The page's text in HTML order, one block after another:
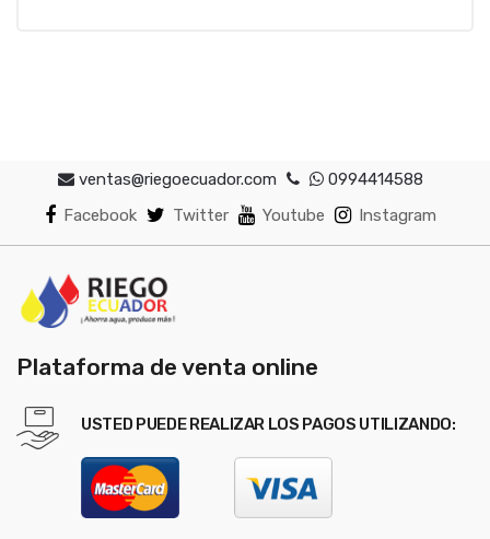
ventas@riegoecuador.com
0994414588
Facebook
Twitter Youtube Instagram
Plataforma de venta online
USTED PUEDE REALIZAR LOS PAGOS UTILIZANDO: